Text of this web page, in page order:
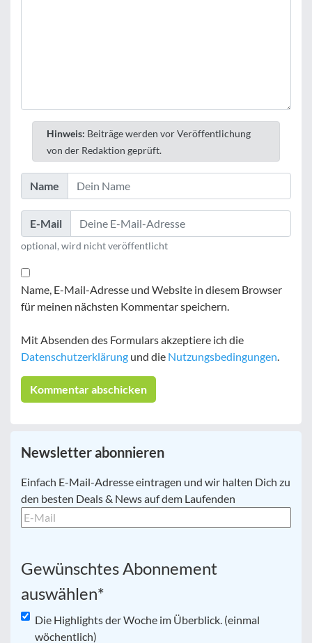
Hinweis: Beiträge werden vor Veröffentlichung
von der Redaktion geprüft.
Name
E-Mail
optional, wird nicht veröffentlicht
Name, E-Mail-Adresse und Website in diesem Browser
für meinen nächsten Kommentar speichern.
Mit Absenden des Formulars akzeptiere ich die
Datenschutzerklärung und die Nutzungsbedingungen
Newsletter abonnieren
E-
Mail *
Einfach E-Mail-Adresse eintragen und wir halten Dich zu
den besten Deals & News auf dem Laufenden
Gewünschtes Abonnement
auswählen*
Die Highlights der Woche im Überblick. (einmal
wöchentlich)